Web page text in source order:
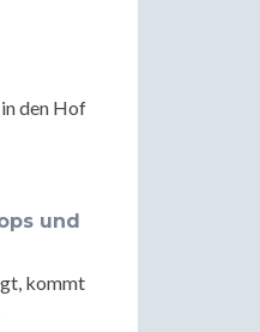
in den Hof
und
kommt